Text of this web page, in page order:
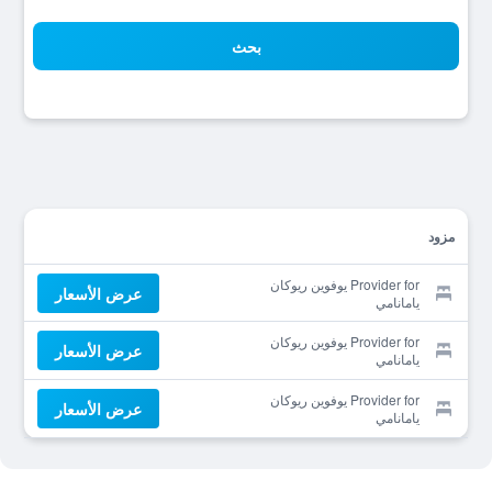
بحث
مزود
Provider for يوفوين ريوكان
يامانامي
عرض الأسعار
Provider for يوفوين ريوكان
يامانامي
عرض الأسعار
Provider for يوفوين ريوكان
يامانامي
عرض الأسعار